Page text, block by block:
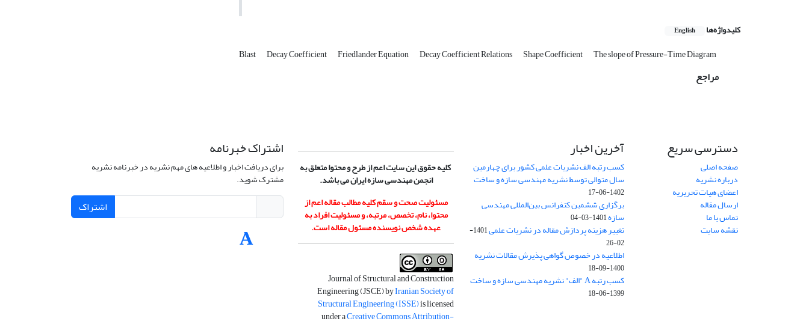
کلیدواژه‌ها English
Blast Decay Coefficient Friedlander Equation Decay Coefficient Relations Shape Coefficient The slope of Pressure-Time Diagram
مراجع
دسترسی سریع
صفحه اصلی
درباره نشریه
اعضای هیات تحریریه
ارسال مقاله
تماس با ما
نقشه سایت
آخرین اخبار
کسب رتبه الف نشریات علمی کشور برای چهارمین
سال متوالی توسط نشریه مهندسی سازه و ساخت
1402-06-17
برگزاری ششمین کنفرانس بین‌المللی مهندسی
سازه1401-03-04
تغییر هزینه پردازش مقاله در نشریات علمی
1401-
02-26
اطلاعیه در خصوص گواهی پذیرش مقالات نشریه
1400-09-18
کسب رتبه A "الف" نشریه مهندسی سازه و ساخت
1399-06-18
کلیه حقوق این سایت اعم از طرح و محتوا متعلق به
انجمن مهندسی سازه ایران می باشد.
مسئولیت صحت و سقم کلیه مطالب مقاله اعم از
محتوا، نام، تخصص، مرتبه، و مسئولیت افراد به
عهده شخص نویسنده مسئول مقاله است.
Journal of Structural and Construction
Engineering (JSCE) byIranian Society of
Structural Engineering (ISSE)is licensed
under aCreative Commons Attribution-
اشتراک خبرنامه
برای دریافت اخبار و اطلاعیه های مهم نشریه در خبرنامه نشریه
مشترک شوید.
اشتراک